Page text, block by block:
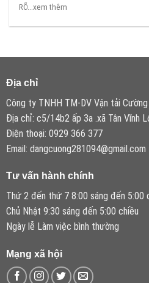
RÕ...xem thêm
Địa chỉ
Công ty TNHH TM-DV Vận tải
Địa chỉ: c5/14b2 ấp 3a .xã Tân Vĩnh
Điện thoại: 0929 366 377
Email: dangcuong281094@gmail.com
Tư vấn hành chính
Thứ 2 đến thứ 7 8:00 sáng đến 5:00
Chủ Nhật 9:30 sáng đến 5:00 chiều
Ngày lễ Làm việc bình thường
Mạng xã hội